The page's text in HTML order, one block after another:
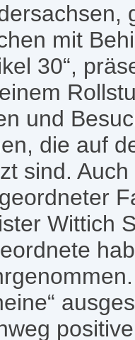
mit
30“,
und
die auf
sind.
Wittich